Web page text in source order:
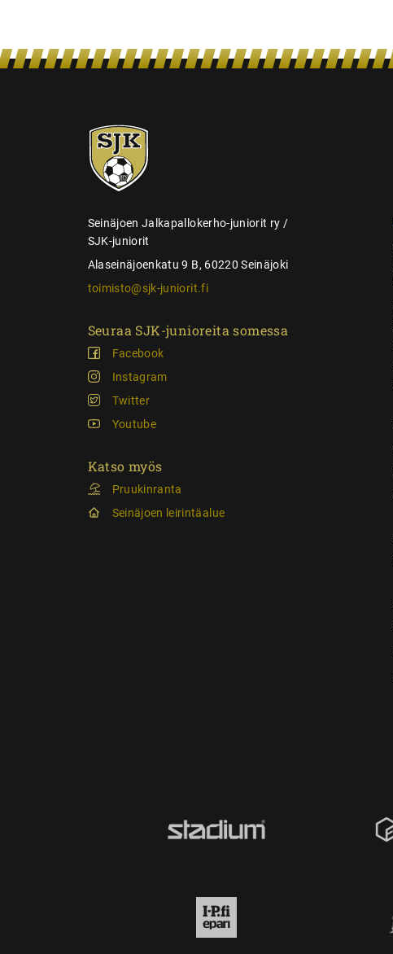
s
SJK-
juniorit
Seinäjoen Jalkapallokerho-juniorit ry /
SJK-juniorit
Alaseinäjoenkatu 9 B, 60220 Seinäjoki
toimisto@sjk-juniorit.fi
Seuraa SJK-junioreita somessa
Facebook
Instagram
Twitter
Youtube
Katso myös
Pruukinranta
Seinäjoen leirintäalue